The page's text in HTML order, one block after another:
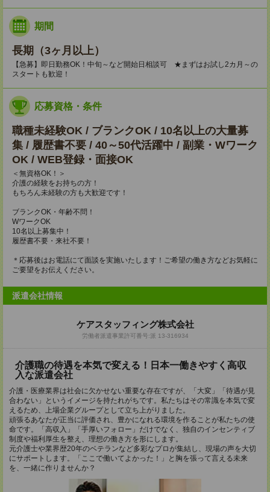
期間
長期（3ヶ月以上）
【急募】即日勤務OK！中旬～など開始日相談可 ★まずはお試し2カ月～の
スタートも歓迎！
応募資格・条件
職種未経験OK / ブランクOK / 10名以上の大量募
集 / 履歴書不要 / 40～50代活躍中 / 副業・Wワーク
OK / WEB登録・面接OK
＜無資格OK！＞
介護の経験をお持ちの方！
もちろん未経験の方も大歓迎です！
ブランクOK・年齢不問！
WワークOK
10名以上募集中！
履歴書不要・来社不要！
＊応募後はお電話にて面談を実施いたします！ご希望の働き方などお気軽に
ご要望をお伝えください。
派遣会社情報
ケアスタッフィング株式会社
労働者派遣事業許可番号:派 13-316934
介護職の待遇を本気で変える！日本一働きやすく高収
入な派遣会社
介護・医療業界は社会に欠かせない重要な存在ですが、「大変」「待遇が見
合わない」というイメージを持たれがちです。私たちはその常識を本気で変
えるため、上場企業グループとして立ち上がりました。
頑張るあなたが正当に評価され、豊かになれる環境を作ることが私たちの使
命です。「高収入」「手厚いフォロー」だけでなく、独自のインセンティブ
制度や福利厚生を整え、理想の働き方を形にします。
元介護士や業界歴20年のベテランなど多彩なプロが集結し、現場の声を大切
にサポートします。「ここで働いてよかった！」と胸を張って言える未来
を、一緒に作りませんか？